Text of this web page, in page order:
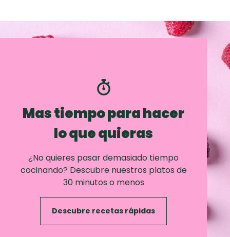
Mas tiempo para hacer
lo que quieras
¿No quieres pasar demasiado tiempo
cocinando? Descubre nuestros platos de
30 minutos o menos
Descubre recetas rápidas